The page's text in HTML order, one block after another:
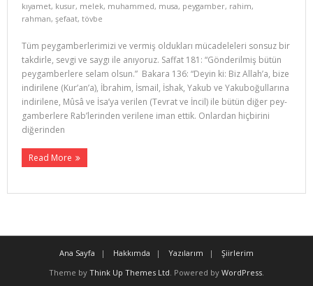
kıyamet, kusur, melek, muhammed, musa, peygamber, rahim,
rahman, şefaat, tövbe
Tüm peygamberlerimizi ve vermiş oldukları mücadeleleri sonsuz bir
takdirle, sevgi ve saygı ile anıyoruz. Saffat 181: “Gönderilmiş bütün
peygamberlere selam olsun.” Bakara 136: “Deyin ki: Biz Allah’a, bize
indiri­lene (Kur’an’a), İbrahim, İsmail, İshak, Yakub ve Yakuboğullarına
indirilene, Mûsâ ve İsa’ya verilen (Tevrat ve İncil) ile bütün diğer pey­
gamberlere Rab’lerinden verilene iman ettik. Onlardan hiçbirini
diğerinden
Read More
Ana Sayfa Hakkımda Yazılarım
Şiirlerim
Theme by Think Up Themes Ltd. Powered by WordPress.